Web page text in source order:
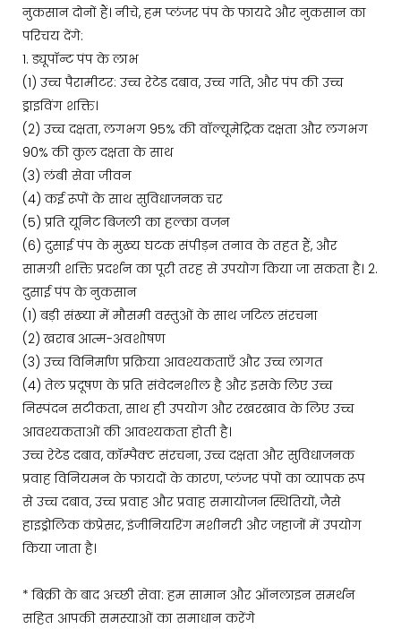
नुकसान दोनों हैं। नीचे, हम प्लंजर पंप के फायदे और नुकसान का
परिचय देंगे:
1. ड्यूपॉन्ट पंप के लाभ
(1) उच्च पैरामीटर: उच्च रेटेड दबाव, उच्च गति, और पंप की उच्च
ड्राइविंग शक्ति।
(2) उच्च दक्षता, लगभग 95% की वॉल्यूमेट्रिक दक्षता और लगभग
90% की कुल दक्षता के साथ
(3) लंबी सेवा जीवन
(4) कई रूपों के साथ सुविधाजनक चर
(5) प्रति यूनिट बिजली का हल्का वजन
(6) दुसाई पंप के मुख्य घटक संपीड़न तनाव के तहत हैं, और
सामग्री शक्ति प्रदर्शन का पूरी तरह से उपयोग किया जा सकता है। 2.
दुसाई पंप के नुकसान
(1) बड़ी संख्या में मौसमी वस्तुओं के साथ जटिल संरचना
(2) खराब आत्म-अवशोषण
(3) उच्च विनिर्माण प्रक्रिया आवश्यकताएँ और उच्च लागत
(4) तेल प्रदूषण के प्रति संवेदनशील है और इसके लिए उच्च
निस्पंदन सटीकता, साथ ही उपयोग और रखरखाव के लिए उच्च
आवश्यकताओं की आवश्यकता होती है।
उच्च रेटेड दबाव, कॉम्पैक्ट संरचना, उच्च दक्षता और सुविधाजनक
प्रवाह विनियमन के फायदों के कारण, प्लंजर पंपों का व्यापक रूप
से उच्च दबाव, उच्च प्रवाह और प्रवाह समायोजन स्थितियों, जैसे
हाइड्रोलिक कंप्रेसर, इंजीनियरिंग मशीनरी और जहाजों में उपयोग
किया जाता है।
* बिक्री के बाद अच्छी सेवा: हम सामान और ऑनलाइन समर्थन
सहित आपकी समस्याओं का समाधान करेंगे